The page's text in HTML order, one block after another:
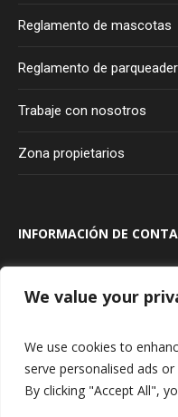
We value your
We use cookies to
serve personalised ads
By clicking "Accept All",
Reglamento de mascotas
Reglamento de
Trabaje con nosotros
Zona propietarios
INFORMACIÓN DE
Transversal 100A